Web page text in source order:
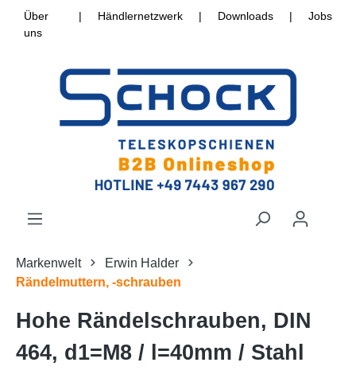
Über
uns
| Händlernetzwerk | Downloads | Jobs
Markenwelt
Erwin Halder
Rändelmuttern, -schrauben
Hohe Rändelschrauben, DIN
464, d1=M8 / l=40mm / Stahl